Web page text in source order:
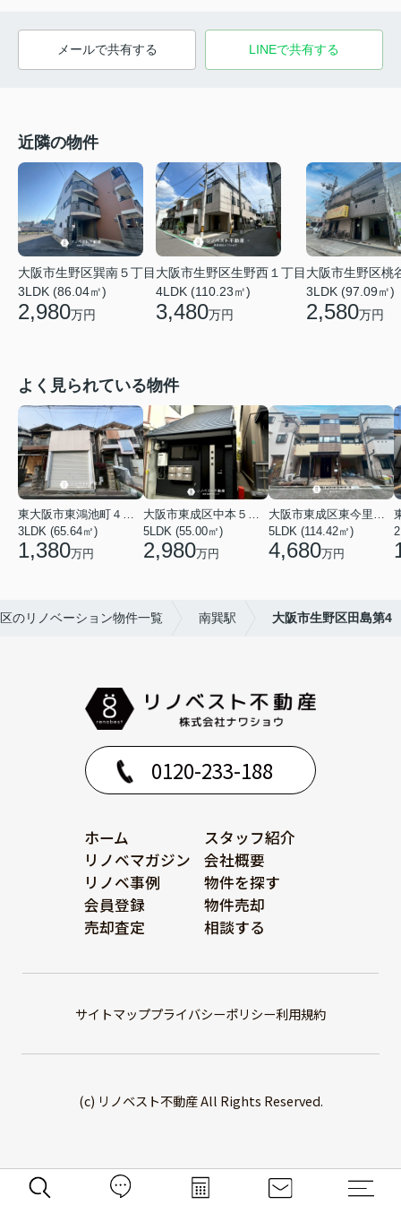
メールで共有する LINEで共有する
近隣の物件
大阪市生野区巽南５丁目
3LDK (86.04㎡)
2,980万円
大阪市生野区生野西１丁目
4LDK (110.23㎡)
3,480万円
大阪市生野区桃
3LDK (97.09㎡)
2,580万円
よく見られている物件
3LDK (65.64㎡)
1,380万円
5LDK (55.00㎡)
2,980万円
5LDK (114.42㎡)
4,680万円
のリノベーション物件一覧 南巽駅 大阪市生野区田島第4
0120-233-188
ホーム
スタッフ紹介
リノベマガジン
会社概要
リノベ事例
物件を探す
会員登録
物件売却
売却査定
相談する
サイトマッププライバシーポリシー利用規約
(c) リノベスト不動産 All Rights Reserved.